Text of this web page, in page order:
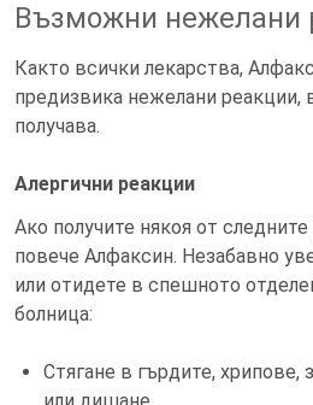
Възможни нежелани
Както всички лекарства,
предизвика нежелани реакции,
получава.
Алергични реакции
Ако получите някоя от
повече Алфаксин. Незабавно
или отидете в спешното
болница:
Стягане в гърдите, хрипове,